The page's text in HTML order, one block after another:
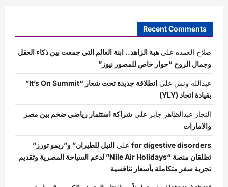
Recent Comments
صلاح العمده على هبة الزاهد.. ابنة العالم التي جمعت بين ذكاء العقل
وجمال الروح “حوار خاص للمصور نيوز”
عبدالله ونس على
انطلاقة جديدة تحت شعار “It’s On Summit”
بقيادة اتحاد (YLY)
النجار عبدالظاهر جابر على شراكة استثمار رياضي ضخم بين مصر
والامارات
for digestive disorders على النيل للطيران” و”ريمو تورز”
تطلقان منصة “Nile Air Holidays” لدعم السياحة المصرية وتقديم
تجربة سفر متكاملة بأسعار تنافسية